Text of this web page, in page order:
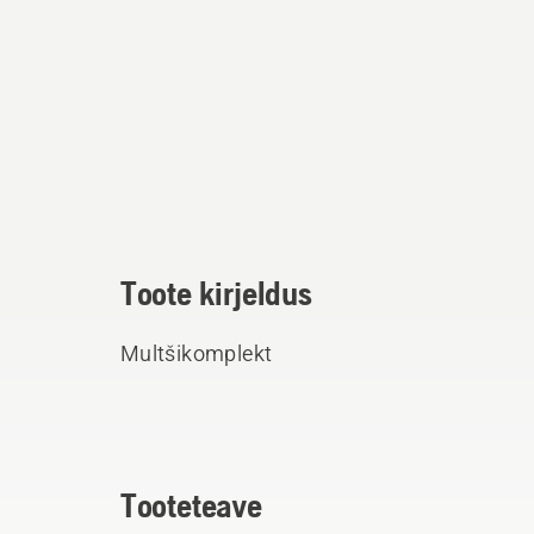
Toote kirjeldus
Multšikomplekt
Tooteteave